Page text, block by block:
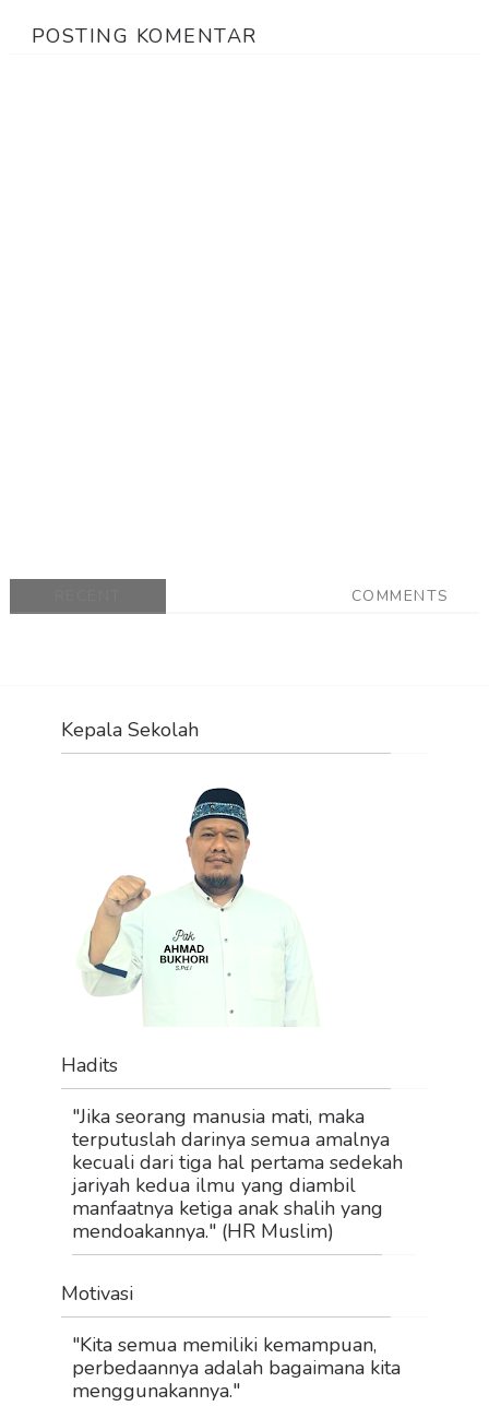
POSTING KOMENTAR
COMMENTS
Kepala Sekolah
Hadits
"Jika seorang manusia mati, maka
terputuslah darinya semua amalnya
kecuali dari tiga hal pertama sedekah
jariyah kedua ilmu yang diambil
manfaatnya ketiga anak shalih yang
mendoakannya." (HR Muslim)
Motivasi
"Kita semua memiliki kemampuan,
perbedaannya adalah bagaimana kita
menggunakannya."